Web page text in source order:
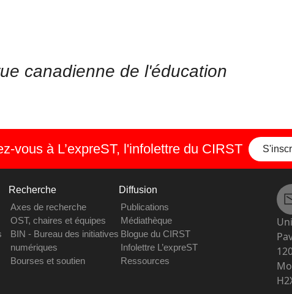
canadienne de l'éducation
vous à L’expreST, l'infolettre du CIRST
Recherche
Axes de recherche
OST, chaires et équipes
BIN - Bureau des initiatives
numériques
Bourses et soutien
Diffusion
Publications
Médiathèque
Blogue du CIRST
Infolettre L’expreST
Ressources